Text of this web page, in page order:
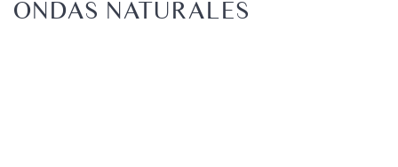
ONDAS NATURALES